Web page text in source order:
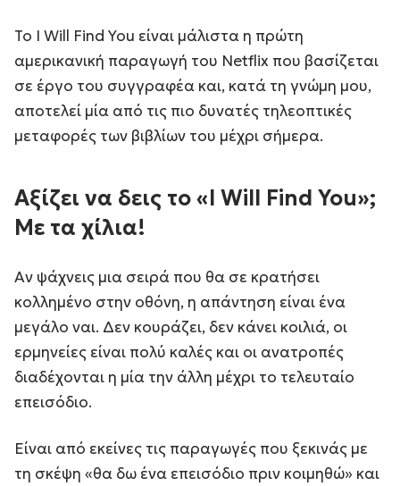
Το I Will Find You είναι μάλιστα η πρώτη
αμερικανική παραγωγή του Netflix που βασίζεται
σε έργο του συγγραφέα και, κατά τη γνώμη μου,
αποτελεί μία από τις πιο δυνατές τηλεοπτικές
μεταφορές των βιβλίων του μέχρι σήμερα.
Αξίζει να δεις το «I Will Find You»;
Με τα χίλια!
Αν ψάχνεις μια σειρά που θα σε κρατήσει
κολλημένο στην οθόνη, η απάντηση είναι ένα
μεγάλο ναι. Δεν κουράζει, δεν κάνει κοιλιά, οι
ερμηνείες είναι πολύ καλές και οι ανατροπές
διαδέχονται η μία την άλλη μέχρι το τελευταίο
επεισόδιο.
Είναι από εκείνες τις παραγωγές που ξεκινάς με
τη σκέψη «θα δω ένα επεισόδιο πριν κοιμηθώ» και